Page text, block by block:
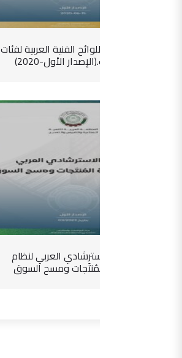
دليل إصدار اللوائح الفنية العربية لفئات
المنتجات.(الإصدار الأول-2020)
الدليل الاسترشادي العربي لنظام
سلامة المُنتَجات ومسح السوق